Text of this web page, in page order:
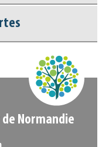
Normandie